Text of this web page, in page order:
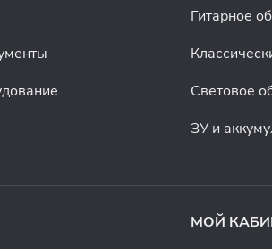
Гитарное
Световое
ЗУ и
МОЙ